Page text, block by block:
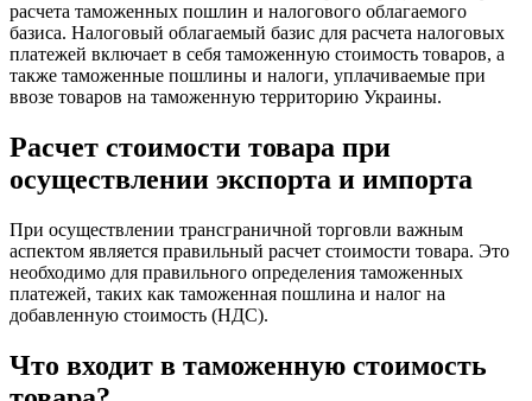
расчета таможенных пошлин и налогового облагаемого
базиса. Налоговый облагаемый базис для расчета налоговых
платежей включает в себя таможенную стоимость товаров, а
также таможенные пошлины и налоги, уплачиваемые при
ввозе товаров на таможенную территорию Украины.
Расчет стоимости товара при
осуществлении экспорта и импорта
При осуществлении трансграничной торговли важным
аспектом является правильный расчет стоимости товара. Это
необходимо для правильного определения таможенных
платежей, таких как таможенная пошлина и налог на
добавленную стоимость (НДС).
Что входит в таможенную стоимость